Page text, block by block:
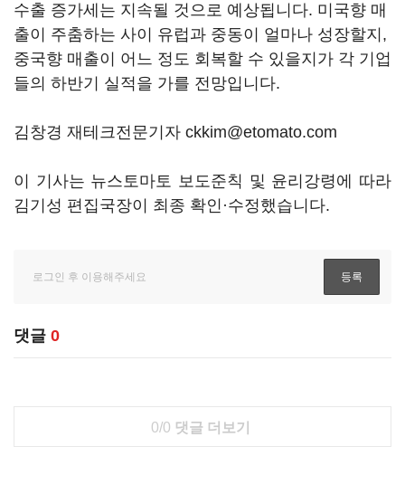
수출 증가세는 지속될 것으로 예상됩니다. 미국향 매
출이 주춤하는 사이 유럽과 중동이 얼마나 성장할지,
중국향 매출이 어느 정도 회복할 수 있을지가 각 기업
들의 하반기 실적을 가를 전망입니다.
김창경 재테크전문기자 ckkim@etomato.com
이 기사는 뉴스토마토 보도준칙 및 윤리강령에 따라
김기성 편집국장이 최종 확인·수정했습니다.
댓글 0
0/0 댓글 더보기